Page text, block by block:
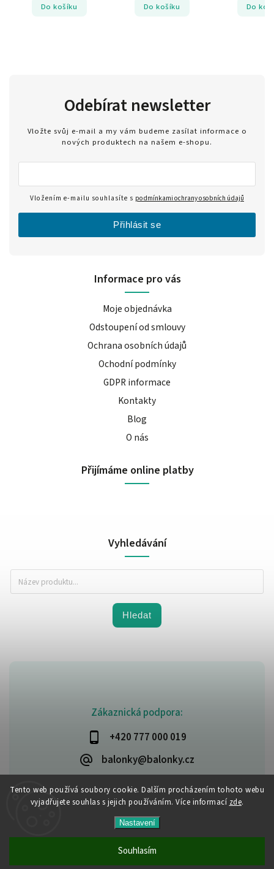
Tento web používá soubory cookie. Dalším procházením tohoto webu
vyjadřujete souhlas s jejich používáním. Více informací zde.
Nastavení
Souhlasím
Do košíku Do košíku Do
Zákaznická podpora:
+420 777 000 019
balonky@balonky.cz
Informace pro vás
Moje objednávka
Odstoupení od smlouvy
Ochrana osobních údajů
Ochodní podmínky
GDPR informace
Kontakty
Blog
O nás
Přijímáme online platby
Vyhledávání
Hledat
Odebírat newsletter
Vložte svůj e-mail a my vám budeme zasílat informace o
nových produktech na našem e-shopu.
Vložením e-mailu souhlasíte s podmínkami ochrany osobních údajů
Přihlásit se
Party-narozeniny. Všechna práva vyhrazena.
Upravit nastavení cookies
VytvořilShoptet | Design